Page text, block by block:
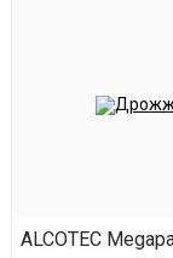
ALCOTEC